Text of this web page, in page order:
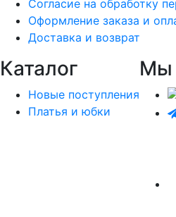
Согласие на обработку
Оформление заказа и
Доставка и возврат
Каталог
Новые поступления
Платья и юбки
Мы